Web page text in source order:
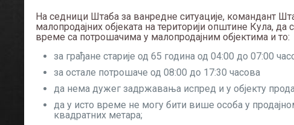
На седници Штаба за ванредне ситуације, командант
малопродајних објеката на територији општине Кула,
време са потрошачима у малопродајним објектима и то:
за грађане старије од 65 година од 04:00 до 07:00
за остале потрошаче од 08:00 до 17:30 часова
да нема дужег задржавања испред и у објекту
да у исто време не могу бити више особа у
квадратних метара;